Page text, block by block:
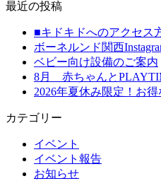
最近の投稿
■キドキドへのアクセス
ボーネルンド関西
ベビー向け設備のご案内
8月 赤ちゃんと
2026年夏休み限定！お
カテゴリー
イベント
イベント報告
お知らせ